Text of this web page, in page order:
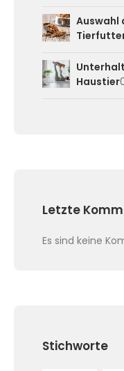
Auswahl
Haustier
Letzte
Es sind keine
Stichworte